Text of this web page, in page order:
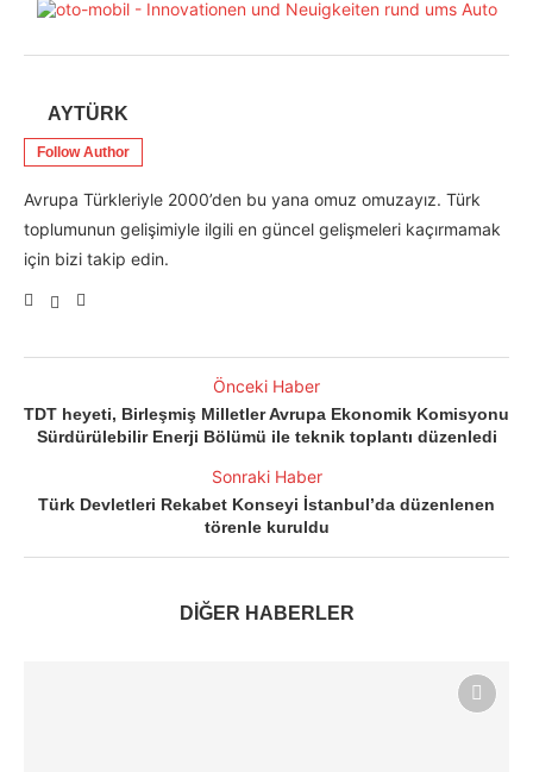
AYTÜRK
Follow Author
Avrupa Türkleriyle 2000’den bu yana omuz omuzayız. Türk
toplumunun gelişimiyle ilgili en güncel gelişmeleri kaçırmamak
için bizi takip edin.
Önceki Haber
TDT heyeti, Birleşmiş Milletler Avrupa Ekonomik Komisyonu
Sürdürülebilir Enerji Bölümü ile teknik toplantı düzenledi
Sonraki Haber
Türk Devletleri Rekabet Konseyi İstanbul’da düzenlenen
törenle kuruldu
DİĞER HABERLER